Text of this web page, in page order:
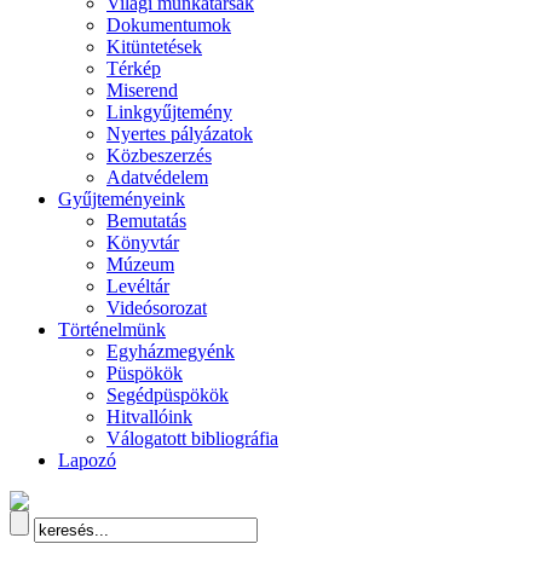
Dokumentumok
Kitüntetések
Térkép
Miserend
Linkgyűjtemény
Nyertes pályázatok
Közbeszerzés
Adatvédelem
Gyűjteményeink
Bemutatás
Könyvtár
Múzeum
Levéltár
Videósorozat
Történelmünk
Egyházmegyénk
Püspökök
Segédpüspökök
Hitvallóink
Válogatott bibliográfia
Lapozó